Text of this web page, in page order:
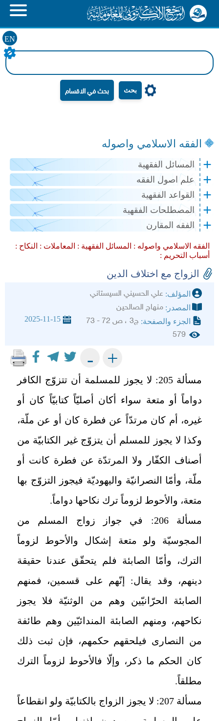
EN
بحث
الفقه الاسلامي واصوله
المسائل الفقهية
علم اصول الفقه
القواعد الفقهية
المصطلحات الفقهية
الفقه المقارن
الفقه الاسلامي واصوله : المسائل الفقهية : المعاملات : النكاح :
أسباب التحريم :
الزواج مع اختلاف الدين
المؤلف: علي الحسيني السيستاني
المصدر: منهاج الصالحين
الجزء والصفحة: ج3 ، ص 72 - 73 2025-11-15
579
+
-
مسألة 205: لا يجوز للمسلمة أن تتزوّج الكافر
دواماً أو متعة سواء أكان أصليّاً كتابيّاً كان أو
غيره، أم كان مرتدّاً عن فطرة كان أو عن ملّة،
وكذا لا يجوز للمسلم أن يتزوّج غير الكتابيّة من
أصناف الكفّار ولا المرتدّة عن فطرة كانت أو
ملّة، وأمّا النصرانيّة واليهوديّة فيجوز التزوّج بها
متعة، والأحوط لزوماً ترك نكاحها دواماً.
مسألة 206
:
في جواز زواج المسلم من
المجوسيّة ولو متعة إشكال والأحوط لزوماً
الترك، وأمّا الصابئة فلم يتحقّق عندنا حقيقة
دينهم، وقد يقال: إنّهم على قسمين، فمنهم
الصابئة الحرّانيّين وهم من الوثنيّة فلا يجوز
نكاحهم، ومنهم الصابئة المندائيّين وهم طائفة
من النصارى فيلحقهم حكمهم، فإن ثبت ذلك
كان الحكم ما ذكر، وإلّا فالأحوط لزوماً الترك
مطلقاً.
مسألة 207
: لا يجوز الزواج بالكتابيّة ولو انقطاعاً